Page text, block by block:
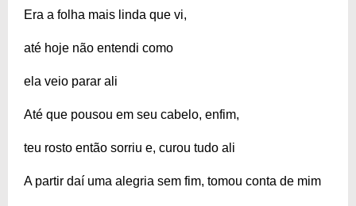
Era a folha mais linda que vi,
até hoje não entendi como
ela veio parar ali
Até que pousou em seu cabelo, enfim,
teu rosto então sorriu e, curou tudo ali
A partir daí uma alegria sem fim, tomou conta de mim